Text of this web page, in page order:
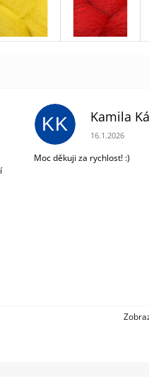
KK Kamila
Hodnocení
16.1.2026
Moc děkuji za rychlost! :)